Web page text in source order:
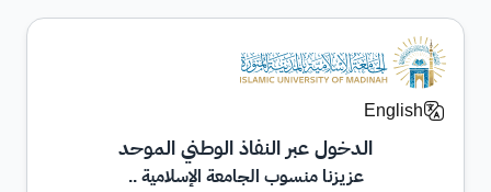
English
الدخول عبر النفاذ الوطني الموحد
عزيزنا منسوب الجامعة الإسلامية ..